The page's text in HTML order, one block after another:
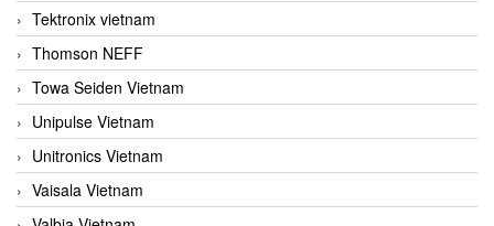
Tektronix vietnam
Thomson NEFF
Towa Seiden Vietnam
Unipulse Vietnam
Unitronics Vietnam
Vaisala Vietnam